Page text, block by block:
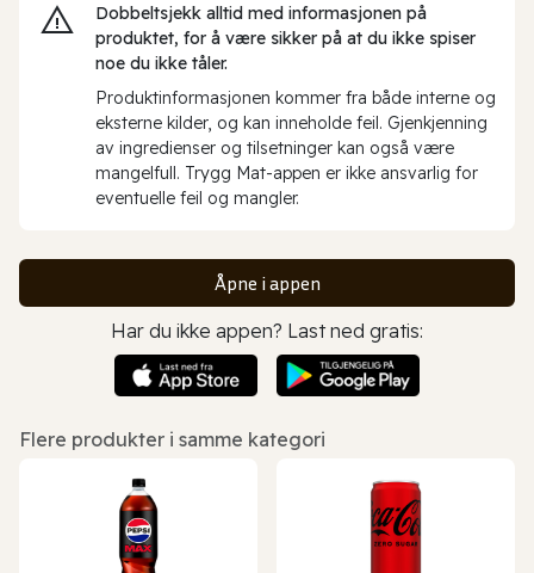
Dobbeltsjekk alltid med informasjonen på
produktet, for å være sikker på at du ikke spiser
noe du ikke tåler.
Produktinformasjonen kommer fra både interne og
eksterne kilder, og kan inneholde feil. Gjenkjenning
av ingredienser og tilsetninger kan også være
mangelfull. Trygg Mat-appen er ikke ansvarlig for
eventuelle feil og mangler.
Åpne i appen
Har du ikke appen? Last ned gratis:
Flere produkter i samme kategori